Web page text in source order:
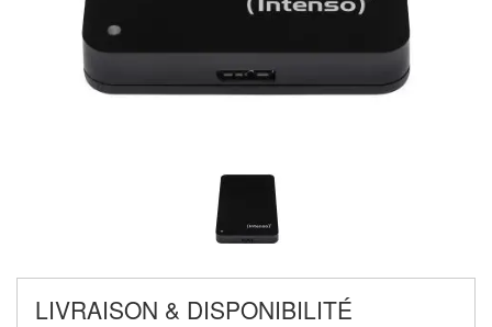
LIVRAISON & DISPONIBILITÉ